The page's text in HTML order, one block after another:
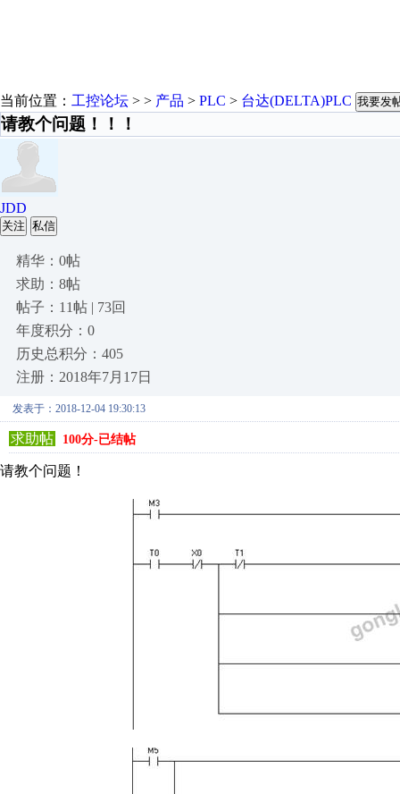
当前位置： 工控论坛 > > 产品 > PLC > 台达(DELTA)PLC 我要发
请教个问题！！！
JDD
关注 私信
精华：0帖
求助：8帖
帖子：11帖 | 73回
年度积分：0
历史总积分：405
注册：2018年7月17日
发表于：2018-12-04 19:30:13
求助帖 100分-已结帖
请教个问题！